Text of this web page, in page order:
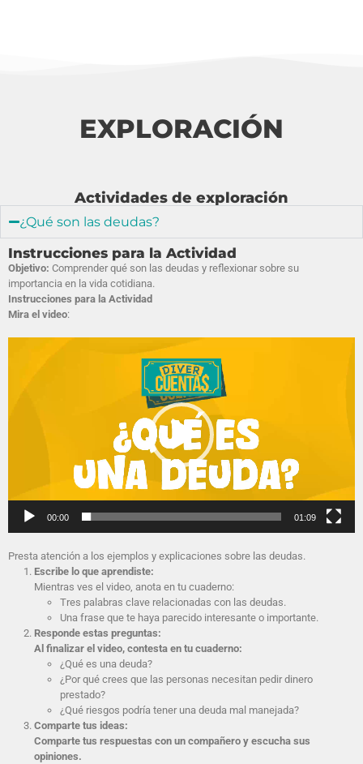
EXPLORACIÓN
Actividades de exploración
¿Qué son las deudas?
Instrucciones para la Actividad
Objetivo: Comprender qué son las deudas y reflexionar sobre su
importancia en la vida cotidiana.
Instrucciones para la Actividad
Mira el video:
00:00 01:09
Presta atención a los ejemplos y explicaciones sobre las deudas.
Escribe lo que aprendiste:
Mientras ves el video, anota en tu cuaderno:
Tres palabras clave relacionadas con las deudas.
Una frase que te haya parecido interesante o importante.
Responde estas preguntas:
Al finalizar el video, contesta en tu cuaderno:
¿Qué es una deuda?
¿Por qué crees que las personas necesitan pedir dinero
prestado?
¿Qué riesgos podría tener una deuda mal manejada?
Comparte tus ideas:
Comparte tus respuestas con un compañero y escucha sus
opiniones.